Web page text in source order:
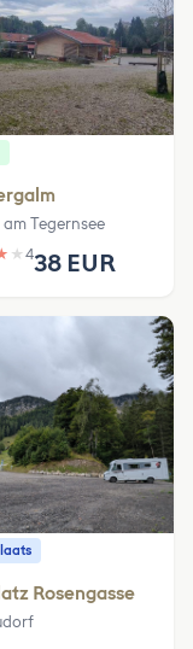
Tegernsee
★ 438 EUR
Rosengasse